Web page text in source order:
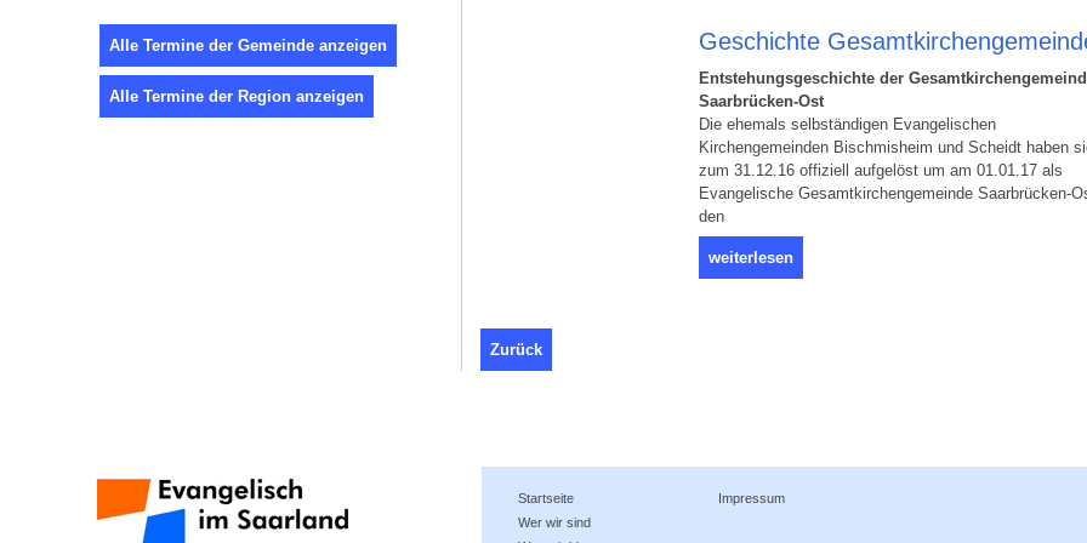
Alle Termine der Gemeinde anzeigen
Alle Termine der Region anzeigen
Geschichte
Entstehungsgeschichte der
Saarbrücken-Ost
Die ehemals selbständigen Evangelischen
Kirchengemeinden Bischmisheim und Scheidt haben
zum 31.12.16 offiziell aufgelöst um am 01.01.17 als
Evangelische Gesamtkirchengemeinde Saarbrücken-
den
weiterlesen
Zurück
Startseite
Wer wir sind
Impressum